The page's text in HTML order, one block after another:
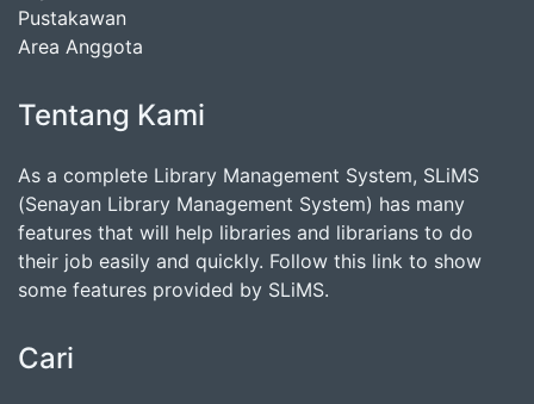
Pustakawan
Area Anggota
Tentang Kami
As a complete Library Management System, SLiMS
(Senayan Library Management System) has many
features that will help libraries and librarians to do
their job easily and quickly. Follow this link to show
some features provided by SLiMS.
Cari